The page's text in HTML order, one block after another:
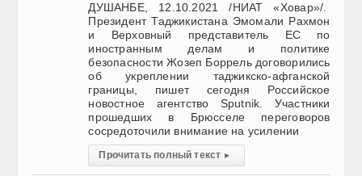
ДУШАНБЕ, 12.10.2021 /НИАТ «Ховар»/.
Президент Таджикистана Эмомали Рахмон
и Верховный представитель ЕС по
иностранным делам и политике
безопасности Жозеп Боррель договорились
об укреплении таджикско-афганской
границы, пишет сегодня Российское
новостное агентство Sputnik. Участники
прошедших в Брюсселе переговоров
сосредоточили внимание на усилении
Прочитать полный текст ▸